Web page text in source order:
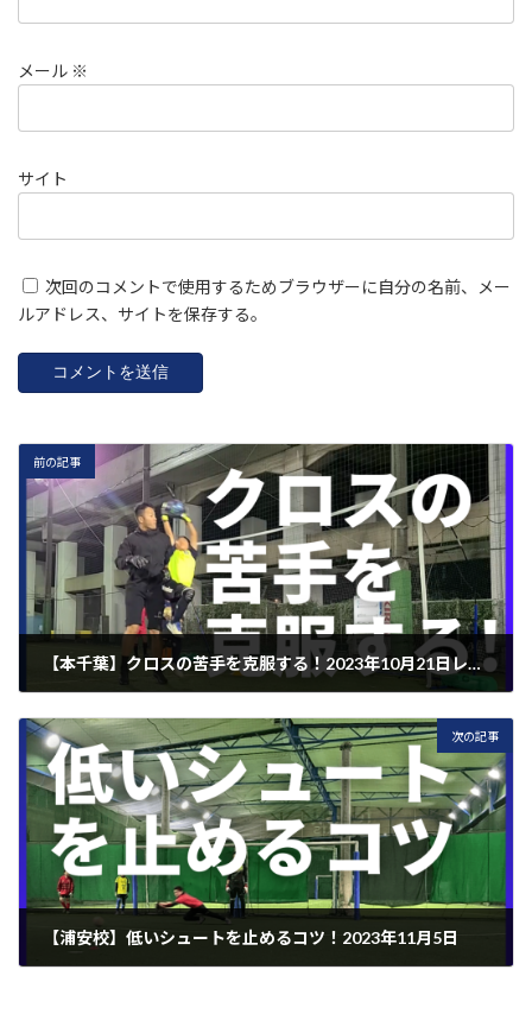
メール ※
サイト
次回のコメントで使用するためブラウザーに自分の名前、メー
ルアドレス、サイトを保存する。
前の記事
【本千葉】クロスの苦手を克服する！2023年10月21日レポート
次の記事
【浦安校】低いシュートを止めるコツ！2023年11月5日